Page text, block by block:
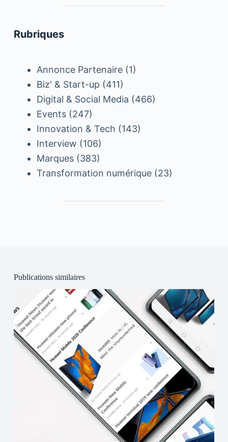
Rubriques
Annonce Partenaire(1)
Biz' & Start-up (411)
Digital & Social Media (466)
Events(247)
Innovation & Tech (143)
Interview (106)
Marques(383)
Transformation numérique(23)
Publications similaires